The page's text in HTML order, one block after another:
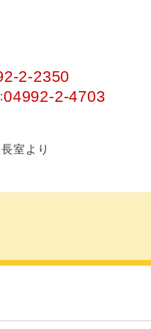
2-2350
04992-2-4703
室より